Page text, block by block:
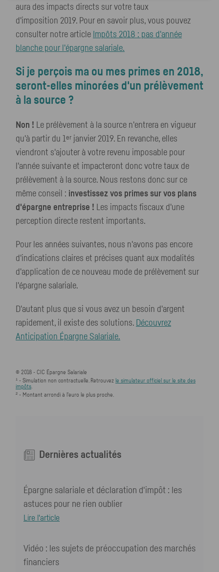
Dernières actualités
Épargne salariale et déclaration d'impôt : les
astuces pour ne rien oublier
Lire l'article
Vidéo : les sujets de préoccupation des marchés
financiers
aura des impacts directs sur votre taux
d'imposition 2019. Pour en savoir plus, vous pouvez
consulter notre article Impôts 2018 : pas d'année
blanche pour l'épargne salariale.
Si je perçois ma ou mes primes en 2018,
seront-elles minorées d'un prélèvement
à la source ?
Non ! Le prélèvement à la source n'entrera en vigueur
qu'à partir du 1er janvier 2019. En revanche, elles
viendront s'ajouter à votre revenu imposable pour
l'année suivante et impacteront donc votre taux de
prélèvement à la source. Nous restons donc sur ce
même conseil : investissez vos primes sur vos plans
d'épargne entreprise ! Les impacts fiscaux d'une
perception directe restent importants.
Pour les années suivantes, nous n'avons pas encore
d'indications claires et précises quant aux modalités
d'application de ce nouveau mode de prélèvement sur
l'épargne salariale.
D'autant plus que si vous avez un besoin d'argent
rapidement, il existe des solutions. Découvrez
Anticipation Épargne Salariale.
© 2018 - CIC Épargne Salariale
¹ - Simulation non contractuelle. Retrouvez le simulateur officiel sur le site des
impôts
² - Montant arrondi à l'euro le plus proche.